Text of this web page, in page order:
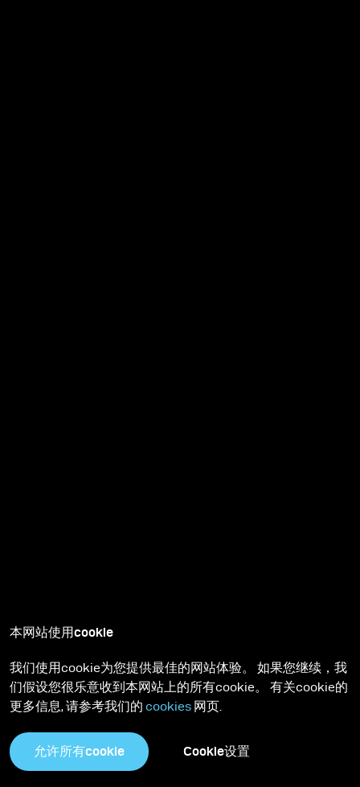
本网站使用cookie
我们使用cookie为您提供最佳的网站体验。 如果您继续，我
们假设您很乐意收到本网站上的所有cookie。 有关cookie的
更多信息, 请参考我们的 cookies 网页.
允许所有cookie Cookie设置